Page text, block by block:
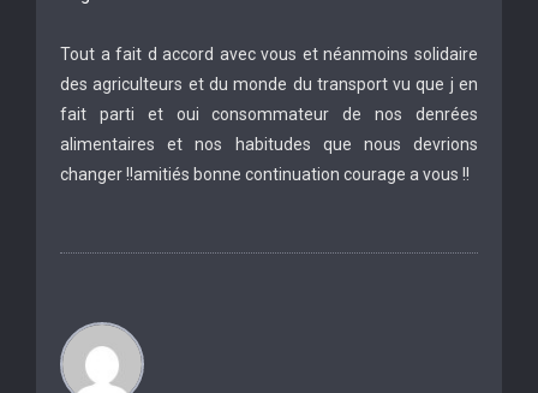
Tout a fait d accord avec vous et néanmoins solidaire
des agriculteurs et du monde du transport vu que j en
fait parti et oui consommateur de nos denrées
alimentaires et nos habitudes que nous devrions
changer !!amitiés bonne continuation courage a vous !!